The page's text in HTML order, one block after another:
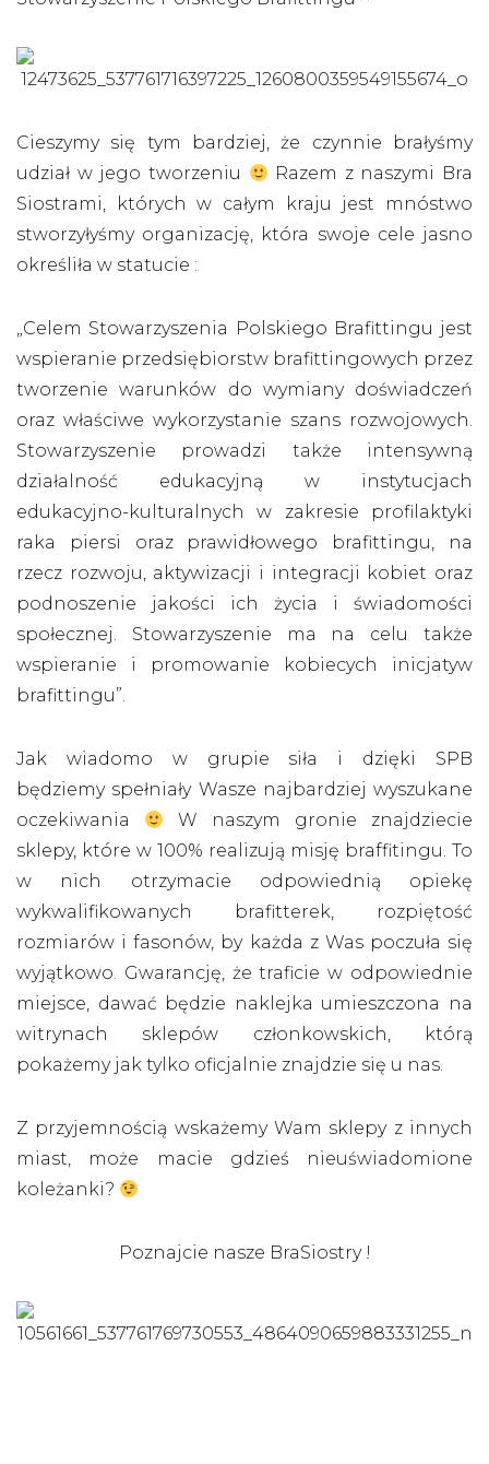
Cieszymy się tym bardziej, że czynnie brałyśmy
udział w jego tworzeniu
Razem z naszymi Bra
Siostrami, których w całym kraju jest mnóstwo
stworzyłyśmy organizację, która swoje cele jasno
określiła w statucie :
„Celem Stowarzyszenia Polskiego Brafittingu jest
wspieranie przedsiębiorstw brafittingowych przez
tworzenie warunków do wymiany doświadczeń
oraz właściwe wykorzystanie szans rozwojowych.
Stowarzyszenie prowadzi także intensywną
działalność edukacyjną w instytucjach
edukacyjno-kulturalnych w zakresie profilaktyki
raka piersi oraz prawidłowego brafittingu, na
rzecz rozwoju, aktywizacji i integracji kobiet oraz
podnoszenie jakości ich życia i świadomości
społecznej. Stowarzyszenie ma na celu także
wspieranie i promowanie kobiecych inicjatyw
brafittingu”.
Jak wiadomo w grupie siła i dzięki SPB
będziemy spełniały Wasze najbardziej wyszukane
oczekiwania
W naszym gronie znajdziecie
sklepy, które w 100% realizują misję braffitingu. To
w nich otrzymacie odpowiednią opiekę
wykwalifikowanych brafitterek, rozpiętość
rozmiarów i fasonów, by każda z Was poczuła się
wyjątkowo. Gwarancję, że traficie w odpowiednie
miejsce, dawać będzie naklejka umieszczona na
witrynach sklepów członkowskich, którą
pokażemy jak tylko oficjalnie znajdzie się u nas.
Z przyjemnością wskażemy Wam sklepy z innych
miast, może macie gdzieś nieuświadomione
koleżanki?
Poznajcie nasze BraSiostry !